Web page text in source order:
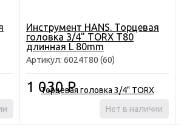
Инструмент HANS. Торцевая
головка 3/4" TORX T80
длинная L 80mm
Артикул: 6024Т80 (60)
1 030Р
Нет в наличии